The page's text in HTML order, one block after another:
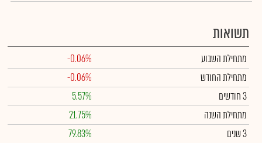
תשואות
מתחילת השבוע
-0.06%
מתחילת החודש
-0.06%
3 חודשים
5.57%
מתחילת השנה
21.75%
3 שנים
79.83%